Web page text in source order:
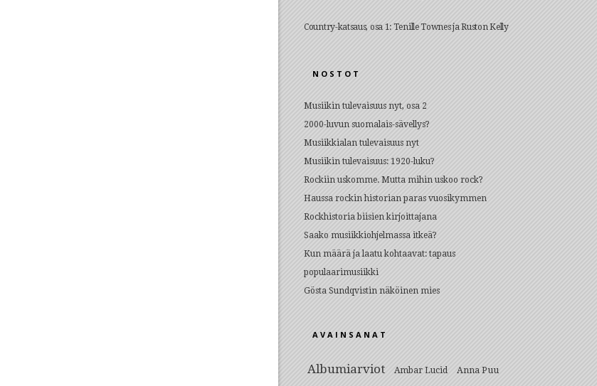
Country-katsaus, osa 1: Tenille Townes ja Ruston Kelly
NOSTOT
Musiikin tulevaisuus nyt, osa 2
2000-luvun suomalais-sävellys?
Musiikkialan tulevaisuus nyt
Musiikin tulevaisuus: 1920-luku?
Rockiin uskomme. Mutta mihin uskoo rock?
Haussa rockin historian paras vuosikymmen
Rockhistoria biisien kirjoittajana
Saako musiikkiohjelmassa itkeä?
Kun määrä ja laatu kohtaavat: tapaus
populaarimusiikki
Gösta Sundqvistin näköinen mies
AVAINSANAT
Albumiarviot Ambar Lucid Anna Puu